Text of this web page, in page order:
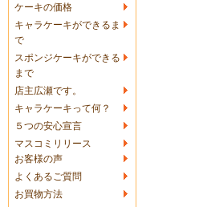
ケーキの価格
キャラケーキができるま
で
スポンジケーキができる
まで
店主広瀬です。
キャラケーキって何？
５つの安心宣言
マスコミリリース
お客様の声
よくあるご質問
お買物方法